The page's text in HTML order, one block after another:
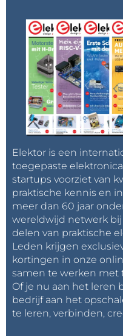
Elektor is een
toegepaste
startups voorziet van
praktische kennis en
meer dan 60 jaar
wereldwijd netwerk
delen van praktische
Leden krijgen
kortingen in onze
samen te werken met
Of je nu aan het leren
bedrijf aan het
te leren, verbinden,